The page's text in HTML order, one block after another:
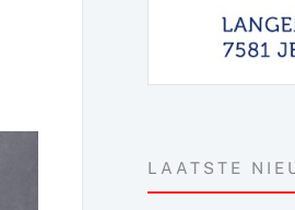
LAATSTE